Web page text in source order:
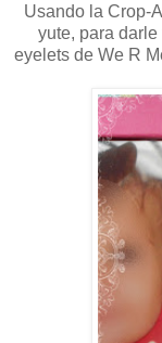
Usando la Crop-
yute, para
eyelets de We R